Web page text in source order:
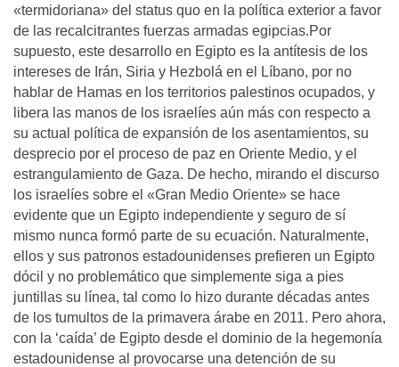
«termidoriana» del status quo en la política exterior a favor
de las recalcitrantes fuerzas armadas egipcias.Por
supuesto, este desarrollo en Egipto es la antítesis de los
intereses de Irán, Siria y Hezbolá en el Líbano, por no
hablar de Hamas en los territorios palestinos ocupados, y
libera las manos de los israelíes aún más con respecto a
su actual política de expansión de los asentamientos, su
desprecio por el proceso de paz en Oriente Medio, y el
estrangulamiento de Gaza. De hecho, mirando el discurso
los israelíes sobre el «Gran Medio Oriente» se hace
evidente que un Egipto independiente y seguro de sí
mismo nunca formó parte de su ecuación. Naturalmente,
ellos y sus patronos estadounidenses prefieren un Egipto
dócil y no problemático que simplemente siga a pies
juntillas su línea, tal como lo hizo durante décadas antes
de los tumultos de la primavera árabe en 2011. Pero ahora,
con la ‘caída’ de Egipto desde el dominio de la hegemonía
estadounidense al provocarse una detención de su